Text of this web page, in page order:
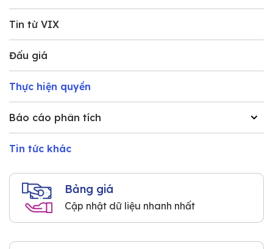
Tin từ VIX
Đấu giá
Thực hiện quyền
Báo cáo phân tích
Tin tức khác
Bảng giá
Cập nhật dữ liệu nhanh nhất